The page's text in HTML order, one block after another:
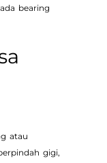
bearing
atau
gigi,